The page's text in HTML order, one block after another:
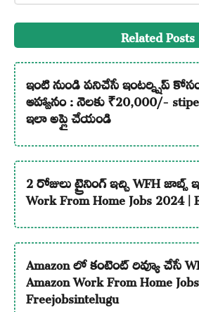
Related Posts
ఇంటి నుండి పనిచేసే ఇంటర్న్షిప్
ఆహ్వానం : నెలకు ₹20,000/-
ఇలా అప్లై చేయండి
2 రోజులు ట్రైనింగ్ ఇచ్చి WFH జాబ్స్
Work From Home Jobs 2024 |
Amazon లో కంటెంట్ రివ్యూ చేసే
Amazon Work From Home
Freejobsintelugu